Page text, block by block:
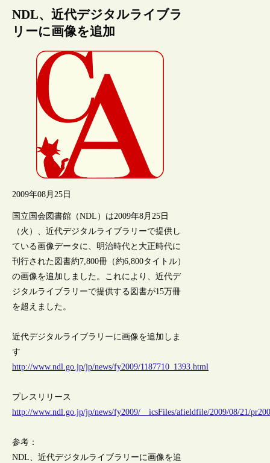
NDL、近代デジタルライブラ
リーに画像を追加
2009年08月25日
国立国会図書館（NDL）は2009年8月25日
（火）、近代デジタルライブラリーで提供し
ている画像データに、明治時代と大正時代に
刊行された図書約7,800冊（約6,800タイトル）
の画像を追加しました。これにより、近代デ
ジタルライブラリーで提供する図書が15万冊
を超えました。
近代デジタルライブラリーに画像を追加しま
す
http://www.ndl.go.jp/jp/news/fy2009/1187710_1393.html
プレスリリース
http://www.ndl.go.jp/jp/news/fy2009/__icsFiles/afieldfile/2009/08/21/
参考：
NDL、近代デジタルライブラリーに画像を追